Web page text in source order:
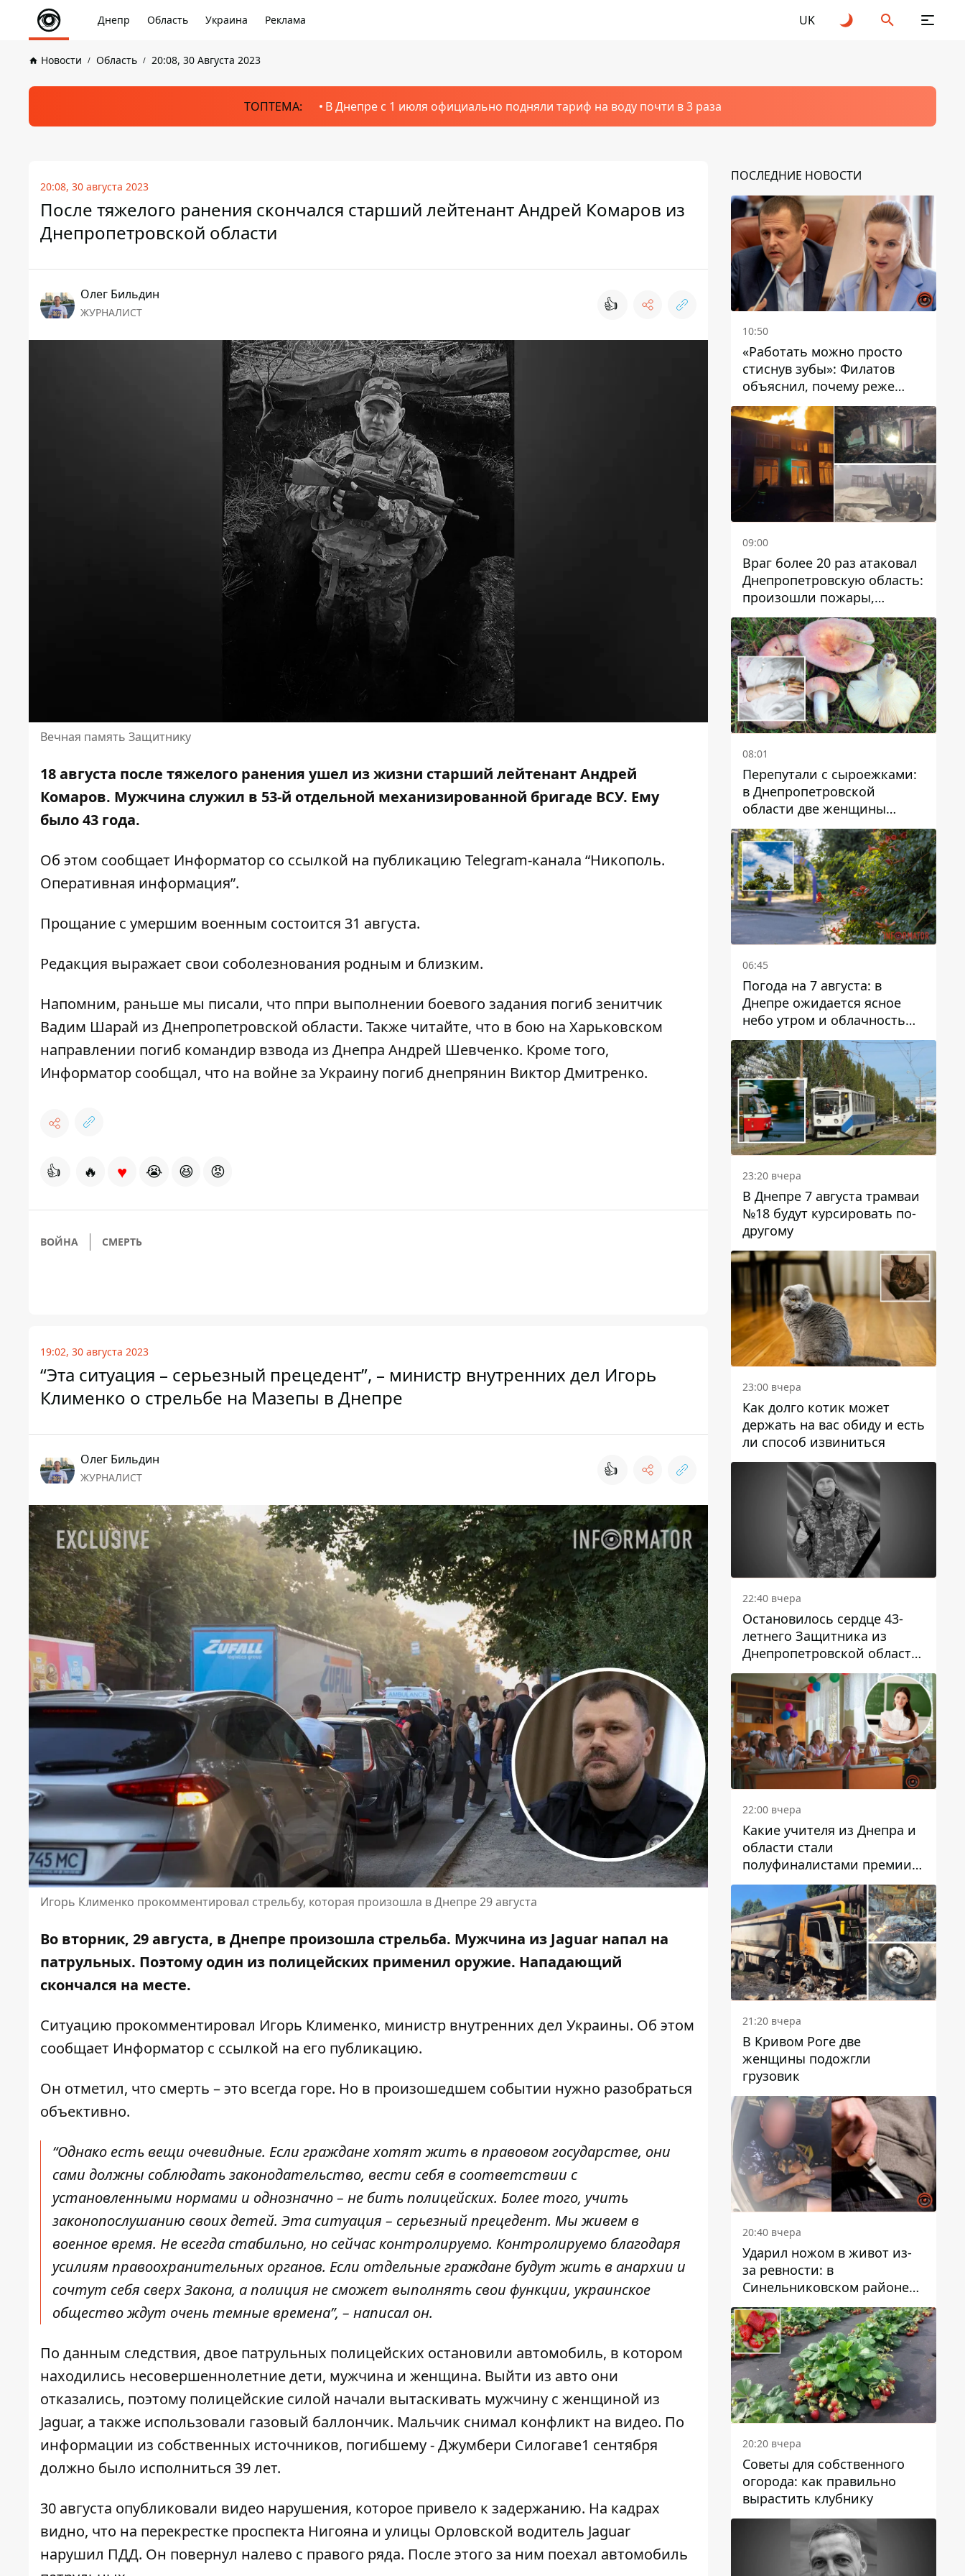
Днепр Область Украина Реклама UK
Новости Область 20:08, 30 Августа 2023
ТОПТЕМА: В Днепре с 1 июля официально подняли тариф на воду почти в 3 раза
20:08, 30 августа 2023
После тяжелого ранения скончался старший лейтенант Андрей Комаров из
Днепропетровской области
Олег Бильдин
ЖУРНАЛИСТ 👍
Вечная память Защитнику
18 августа после тяжелого ранения ушел из жизни старший лейтенант Андрей
Комаров. Мужчина служил в 53-й отдельной механизированной бригаде ВСУ. Ему
было 43 года.
Об этом сообщает Информатор со ссылкой на публикацию Telegram-канала “Никополь.
Оперативная информация”.
Прощание с умершим военным состоится 31 августа.
Редакция выражает свои соболезнования родным и близким.
Напомним, раньше мы писали, что ппри выполнении боевого задания погиб зенитчик
Вадим Шарай из Днепропетровской области. Также читайте, что в бою на Харьковском
направлении погиб командир взвода из Днепра Андрей Шевченко. Кроме того,
Информатор сообщал, что на войне за Украину погиб днепрянин Виктор Дмитренко.
👍 🔥 ♥ 😭 😆 😡
ВОЙНА СМЕРТЬ
19:02, 30 августа 2023
“Эта ситуация – серьезный прецедент”, – министр внутренних дел Игорь
Клименко о стрельбе на Мазепы в Днепре
Олег Бильдин
ЖУРНАЛИСТ 👍
Игорь Клименко прокомментировал стрельбу, которая произошла в Днепре 29 августа
Во вторник, 29 августа, в Днепре произошла стрельба. Мужчина из Jaguar напал на
патрульных. Поэтому один из полицейских применил оружие. Нападающий
скончался на месте.
Ситуацию прокомментировал Игорь Клименко, министр внутренних дел Украины. Об этом
сообщает Информатор с ссылкой на его публикацию.
Он отметил, что смерть – это всегда горе. Но в произошедшем событии нужно разобраться
объективно.
“Однако есть вещи очевидные. Если граждане хотят жить в правовом государстве, они
сами должны соблюдать законодательство, вести себя в соответствии с
установленными нормами и однозначно – не бить полицейских. Более того, учить
законопослушанию своих детей. Эта ситуация – серьезный прецедент. Мы живем в
военное время. Не всегда стабильно, но сейчас контролируемо. Контролируемо благодаря
усилиям правоохранительных органов. Если отдельные граждане будут жить в анархии и
сочтут себя сверх Закона, а полиция не сможет выполнять свои функции, украинское
общество ждут очень темные времена”, – написал он.
По данным следствия, двое патрульных полицейских остановили автомобиль, в котором
находились несовершеннолетние дети, мужчина и женщина. Выйти из авто они
отказались, поэтому полицейские силой начали вытаскивать мужчину с женщиной из
Jaguar, а также использовали газовый баллончик. Мальчик снимал конфликт на видео. По
информации из собственных источников, погибшему - Джумбери Силогаве1 сентября
должно было исполниться 39 лет.
30 августа опубликовали видео нарушения, которое привело к задержанию. На кадрах
видно, что на перекрестке проспекта Нигояна и улицы Орловской водитель Jaguar
нарушил ПДД. Он повернул налево с правого ряда. После этого за ним поехал автомобиль
ПОСЛЕДНИЕ НОВОСТИ
10:50
«Работать можно просто
стиснув зубы»: Филатов
объяснил, почему реже
пишет в соцсетях и
раскритиковал медийность
чиновников
09:00
Враг более 20 раз атаковал
Днепропетровскую область:
произошли пожары,
повреждены дома,
инфраструктура и авто
08:01
Перепутали с сыроежками:
в Днепропетровской
области две женщины
отравились грибами
06:45
Погода на 7 августа: в
Днепре ожидается ясное
небо утром и облачность
после обеда
23:20 вчера
В Днепре 7 августа трамваи
№18 будут курсировать по-
другому
23:00 вчера
Как долго котик может
держать на вас обиду и есть
ли способ извиниться
22:40 вчера
Остановилось сердце 43-
летнего Защитника из
Днепропетровской области
Евгения Зинченко
22:00 вчера
Какие учителя из Днепра и
области стали
полуфиналистами премии
Global Teacher Prize Ukraine
2026
21:20 вчера
В Кривом Роге две
женщины подожгли
грузовик
20:40 вчера
Ударил ножом в живот из-
за ревности: в
Синельниковском районе
задержали 49-летнего
мужчину за убийство
20:20 вчера
Советы для собственного
огорода: как правильно
вырастить клубнику